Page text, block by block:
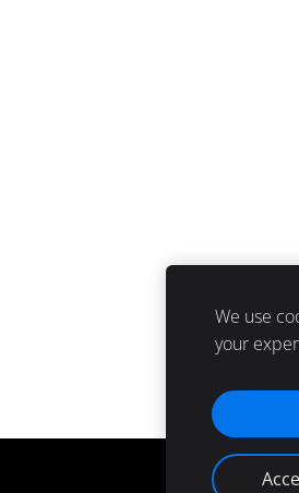
We use
your